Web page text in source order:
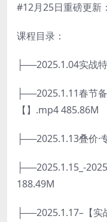
#12月25日重磅更新
课程目录：
├──2025.1.04实战
├──2025.1.11春节
【】.mp4 485.86M
├──2025.1.13叠价·
├──2025.1.15_-
188.49M
├──2025.1.17–【实